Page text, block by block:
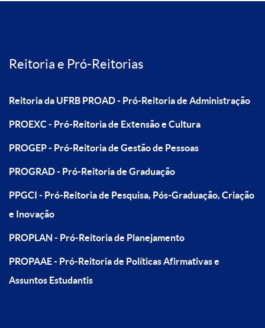
Reitoria e Pró-Reitorias
Reitoria da UFRB PROAD - Pró-Reitoria de Administração
PROEXC - Pró-Reitoria de Extensão e Cultura
PROGEP - Pró-Reitoria de Gestão de Pessoas
PROGRAD - Pró-Reitoria de Graduação
PPGCI - Pró-Reitoria de Pesquisa, Pós-Graduação, Criação
e Inovação
PROPLAN - Pró-Reitoria de Planejamento
PROPAAE - Pró-Reitoria de Políticas Afirmativas e
Assuntos Estudantis